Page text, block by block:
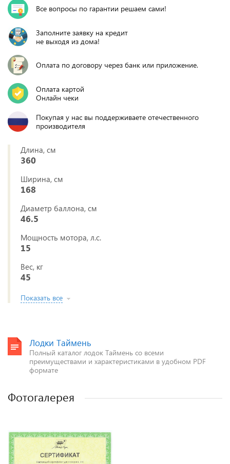
Все вопросы по гарантии решаем сами!
Заполните заявку на кредит
не выходя из дома!
Оплата по договору через банк или приложение.
Оплата картой
Онлайн чеки
Покупая у нас вы поддерживаете отечественного
производителя
Длина, см
360
Ширина, см
168
Диаметр баллона, см
46.5
Мощность мотора, л.с.
15
Вес, кг
45
Показать все
Лодки Таймень
Полный каталог лодок Таймень со всеми
преимуществами и характеристиками в удобном PDF
формате
Фотогалерея